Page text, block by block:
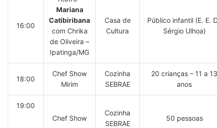
16:00
Mariana
Catibiribana
com Chrika
de Oliveira –
Ipatinga/MG
Casa de
Cultura
Público infantil (E. E.
Sérgio Ulhoa)
18:00
Chef Show
Mirim
Cozinha
SEBRAE
20 crianças – 11 a 13
anos
19:00
Chef Show
Cozinha
SEBRAE
50 pessoas